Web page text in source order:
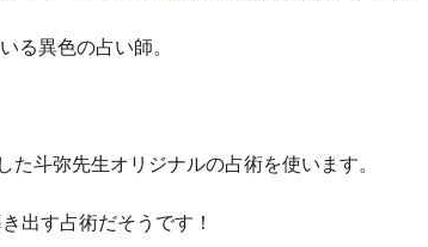
る異色の占い師。
た斗弥先生オリジナルの占術を使います。
出す占術だそうです！